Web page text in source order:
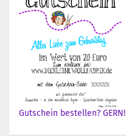
Gutschein bestellen? GERN!